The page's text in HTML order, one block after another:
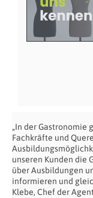
„In der Gastronomie
Fachkräfte und
unseren Kunden die
über Ausbildungen
informieren und
Klebe, Chef der